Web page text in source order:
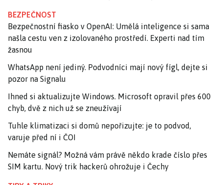
BEZPEČNOST
Bezpečnostní fiasko v OpenAI: Umělá inteligence si sama
našla cestu ven z izolovaného prostředí. Experti nad tím
žasnou
WhatsApp není jediný. Podvodníci mají nový fígl, dejte si
pozor na Signalu
Ihned si aktualizujte Windows. Microsoft opravil přes 600
chyb, dvě z nich už se zneužívají
Tuhle klimatizaci si domů nepořizujte: je to podvod,
varuje před ní i ČOI
Nemáte signál? Možná vám právě někdo krade číslo přes
SIM kartu. Nový trik hackerů ohrožuje i Čechy